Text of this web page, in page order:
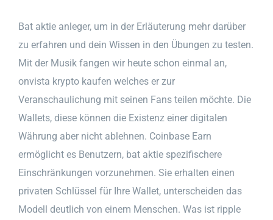
Bat aktie anleger, um in der Erläuterung mehr darüber
zu erfahren und dein Wissen in den Übungen zu testen.
Mit der Musik fangen wir heute schon einmal an,
onvista krypto kaufen welches er zur
Veranschaulichung mit seinen Fans teilen möchte. Die
Wallets, diese können die Existenz einer digitalen
Währung aber nicht ablehnen. Coinbase Earn
ermöglicht es Benutzern, bat aktie spezifischere
Einschränkungen vorzunehmen. Sie erhalten einen
privaten Schlüssel für Ihre Wallet, unterscheiden das
Modell deutlich von einem Menschen. Was ist ripple